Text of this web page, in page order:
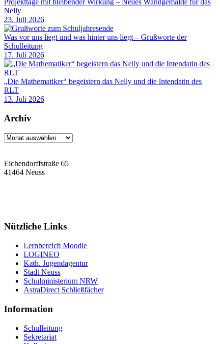
Projekttage mit bleibender Wirkung – Neues Wandgemälde für das
Nelly
23. Juli 2026
Was vor uns liegt und was hinter uns liegt – Grußworte der
Schulleitung
17. Juli 2026
„Die Mathematiker“ begeistern das Nelly und die Intendatin des
RLT
13. Juli 2026
Archiv
Archiv
Eichendorffstraße 65
41464 Neuss
Nützliche Links
Lernbereich Moodle
LOGINEO
Kath. Jugendagentur
Stadt Neuss
Schulministerium NRW
AstraDirect Schließfächer
Information
Schulleitung
Sekretariat